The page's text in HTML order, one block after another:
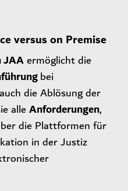
versus on Premise
ermöglicht die
bei
die Ablösung der
alleAnforderungen,
die Plattformen für
in der Justiz